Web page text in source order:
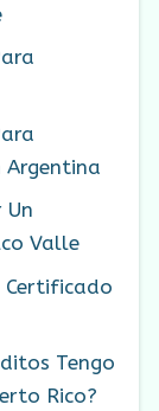
Argentina
Un
Valle
Certificado
Tengo
Rico?